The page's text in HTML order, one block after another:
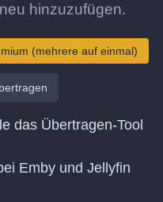
hinzuzufügen.
(mehrere auf einmal)
das Übertragen-Tool
Emby und Jellyfin